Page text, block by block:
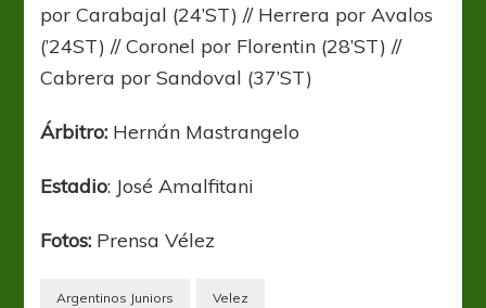
por Carabajal (24’ST) // Herrera por Avalos
(’24ST) // Coronel por Florentin (28’ST) //
Cabrera por Sandoval (37’ST)
Árbitro: Hernán Mastrangelo
Estadio: José Amalfitani
Fotos: Prensa Vélez
Argentinos Juniors Velez